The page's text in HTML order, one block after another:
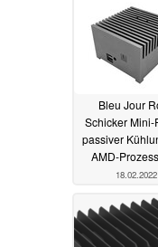
Bleu Jour
Schicker Mini-
passiver
AMD-
18.02.2022